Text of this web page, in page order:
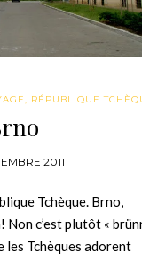
, RÉPUBLIQUE
2011
Tchèque. Brno,
Non c’est plutôt «
les Tchèques adorent